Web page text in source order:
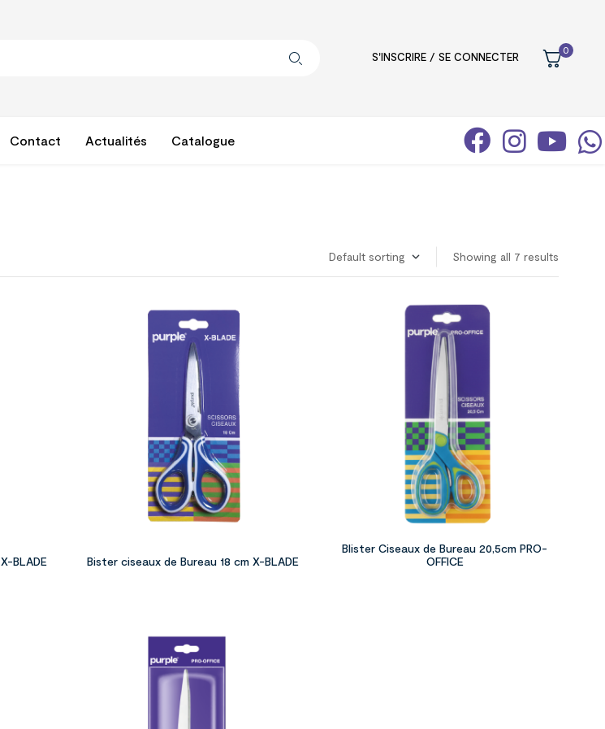
S'INSCRIRE / SE CONNECTER
0
Contact Actualités Catalogue
Showing all 7 results
BLADE Bister ciseaux de Bureau 18 cm X-BLADE
Blister Ciseaux de Bureau 20,5cm PRO-
OFFICE